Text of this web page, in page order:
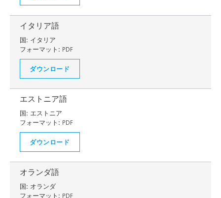
イタリア語
国: イタリア
フォーマット: PDF
ダウンロード
エストニア語
国: エストニア
フォーマット: PDF
ダウンロード
オランダ語
国: オランダ
フォーマット: PDF